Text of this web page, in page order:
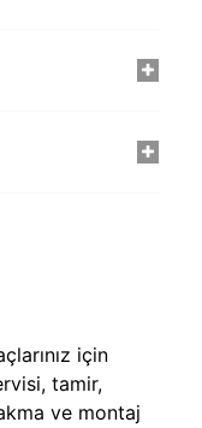
için
tamir,
ve montaj